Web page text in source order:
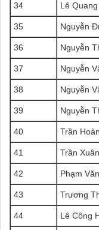
34 Lê
35 Nguyễn
36 Nguyễn
37 Nguyễn
38 Nguyễn
39 Nguyễn
40 Trần
41 Trần
42 Phạm
43 Trương
44 Lê Công